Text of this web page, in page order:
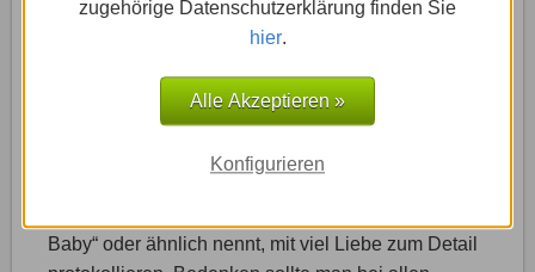
zugehörige Datenschutzerklärung finden Sie
hier.
Alle Akzeptieren »
Konfigurieren
Das ist der wichtigste Bereich der ganzen Website.
Texte und Bilder, die die jeweiligen Stationen im
Baby“ oder ähnlich nennt, mit viel Liebe zum Detail